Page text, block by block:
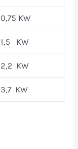
0,75 KW
1,5 KW
2,2 KW
3,7 KW